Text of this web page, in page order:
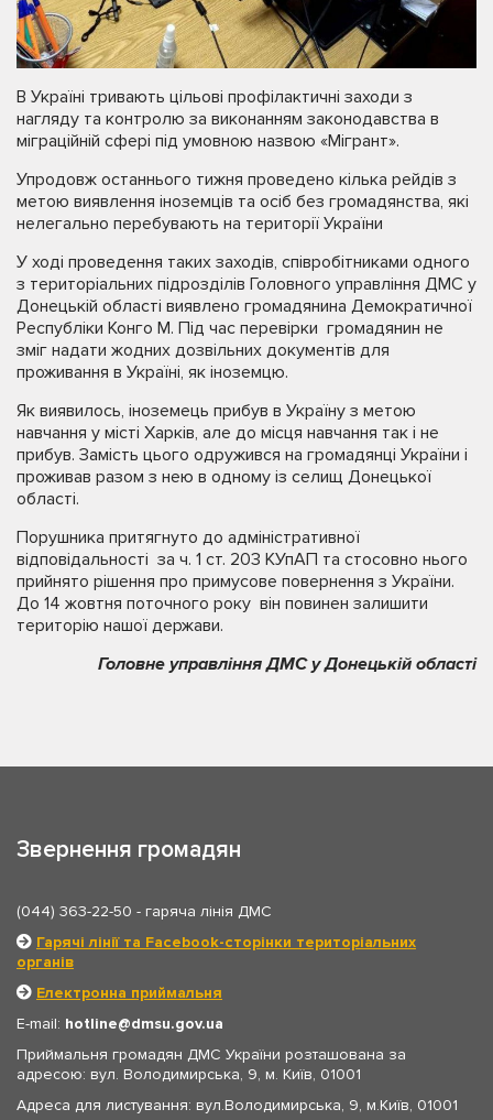
В Україні тривають цільові профілактичні заходи з
нагляду та контролю за виконанням законодавства в
міграційній сфері під умовною назвою «Мігрант».
Упродовж останнього тижня проведено кілька рейдів з
метою виявлення іноземців та осіб без громадянства, які
нелегально перебувають на території України
У ході проведення таких заходів, співробітниками одного
з територіальних підрозділів Головного управління ДМС у
Донецькій області виявлено громадянина Демократичної
Республіки Конго М. Під час перевірки громадянин не
зміг надати жодних дозвільних документів для
проживання в Україні, як іноземцю.
Як виявилось, іноземець прибув в Україну з метою
навчання у місті Харків, але до місця навчання так і не
прибув. Замість цього одружився на громадянці України і
проживав разом з нею в одному із селищ Донецької
області.
Порушника притягнуто до адміністративної
відповідальності за ч. 1 ст. 203 КУпАП та стосовно нього
прийнято рішення про примусове повернення з України.
До 14 жовтня поточного року він повинен залишити
територію нашої держави.
Головне управління ДМС у Донецькій області
Звернення громадян
(044) 363-22-50 - гаряча лінія ДМС
Гарячі лінії та Facebook-сторінки територіальних
органів
Електронна приймальня
E-mail: hotline
dmsu.gov.ua
Приймальня громадян ДМС України розташована за
адресою: вул. Володимирська, 9, м. Київ, 01001
Адреса для листування: вул.Володимирська, 9, м.Київ, 01001